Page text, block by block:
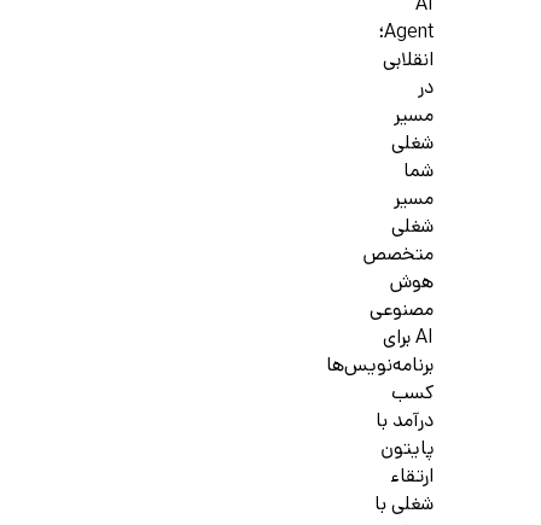
AI
Agent؛
انقلابی
در
مسیر
شغلی
شما
مسیر
شغلی
متخصص
هوش
مصنوعی
AI برای
برنامه‌نویس‌ها
کسب
درآمد با
پایتون
ارتقاء
شغلی با